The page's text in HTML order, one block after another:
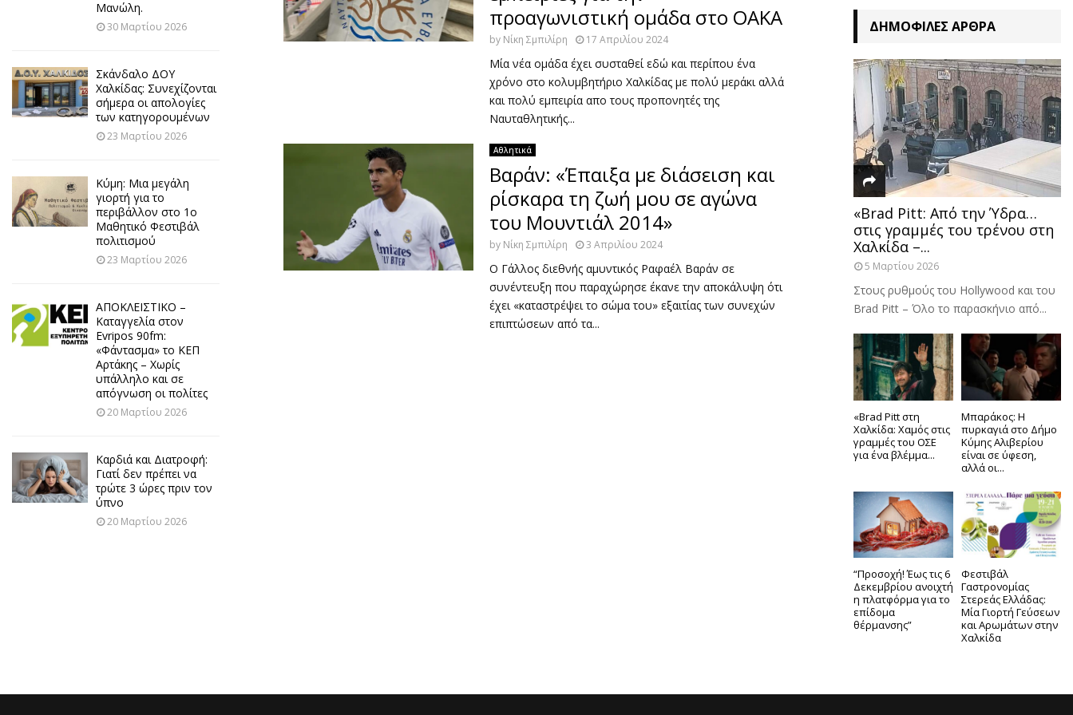
προαγωνιστική ομάδα στο ΟΑΚΑ
by Νίκη Σμπιλίρη 17 Απριλίου 2024
Μία νέα ομάδα έχει συσταθεί εδώ και περίπου ένα
χρόνο στο κολυμβητήριο Χαλκίδας με πολύ μεράκι αλλά
και πολύ εμπειρία απο τους προπονητές της
Ναυταθλητικής...
Αθλητικά
Βαράν: «Έπαιξα με διάσειση και
ρίσκαρα τη ζωή μου σε αγώνα
του Μουντιάλ 2014»
by Νίκη Σμπιλίρη 3 Απριλίου 2024
Ο Γάλλος διεθνής αμυντικός Ραφαέλ Βαράν σε
συνέντευξη που παραχώρησε έκανε την αποκάλυψη ότι
έχει «καταστρέψει το σώμα του» εξαιτίας των συνεχών
επιπτώσεων από τα...
Μανώλη.
30 Μαρτίου 2026
Σκάνδαλο ΔΟΥ
Χαλκίδας: Συνεχίζονται
σήμερα οι απολογίες
των κατηγορουμένων
23 Μαρτίου 2026
Κύμη: Μια μεγάλη
γιορτή για το
περιβάλλον στο 1ο
Μαθητικό Φεστιβάλ
πολιτισμού
23 Μαρτίου 2026
ΑΠΟΚΛΕΙΣΤΙΚΟ –
Καταγγελία στον
Evripos 90fm:
«Φάντασμα» το ΚΕΠ
Αρτάκης – Χωρίς
υπάλληλο και σε
απόγνωση οι πολίτες
20 Μαρτίου 2026
Καρδιά και Διατροφή:
Γιατί δεν πρέπει να
τρώτε 3 ώρες πριν τον
ύπνο
20 Μαρτίου 2026
ΔΗΜΟΦΙΛΈΣ ΆΡΘΡΑ
«Brad Pitt: Από την Ύδρα…
στις γραμμές του τρένου στη
Χαλκίδα –...
5 Μαρτίου 2026
Στους ρυθμούς του Hollywood και του
Brad Pitt – Όλο το παρασκήνιο από...
«Brad Pitt στη
Χαλκίδα: Χαμός στις
γραμμές του ΟΣΕ
για ένα βλέμμα...
Μπαράκος: Η
πυρκαγιά στο Δήμο
Κύμης Αλιβερίου
είναι σε ύφεση,
αλλά οι...
“Προσοχή! Έως τις 6
Δεκεμβρίου ανοιχτή
η πλατφόρμα για το
επίδομα
θέρμανσης”
Φεστιβάλ
Γαστρονομίας
Στερεάς Ελλάδας:
Μία Γιορτή Γεύσεων
και Αρωμάτων στην
Χαλκίδα